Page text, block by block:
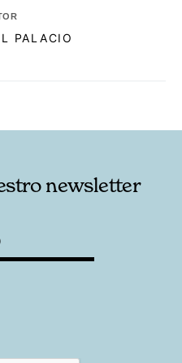
PALACIO
newsletter